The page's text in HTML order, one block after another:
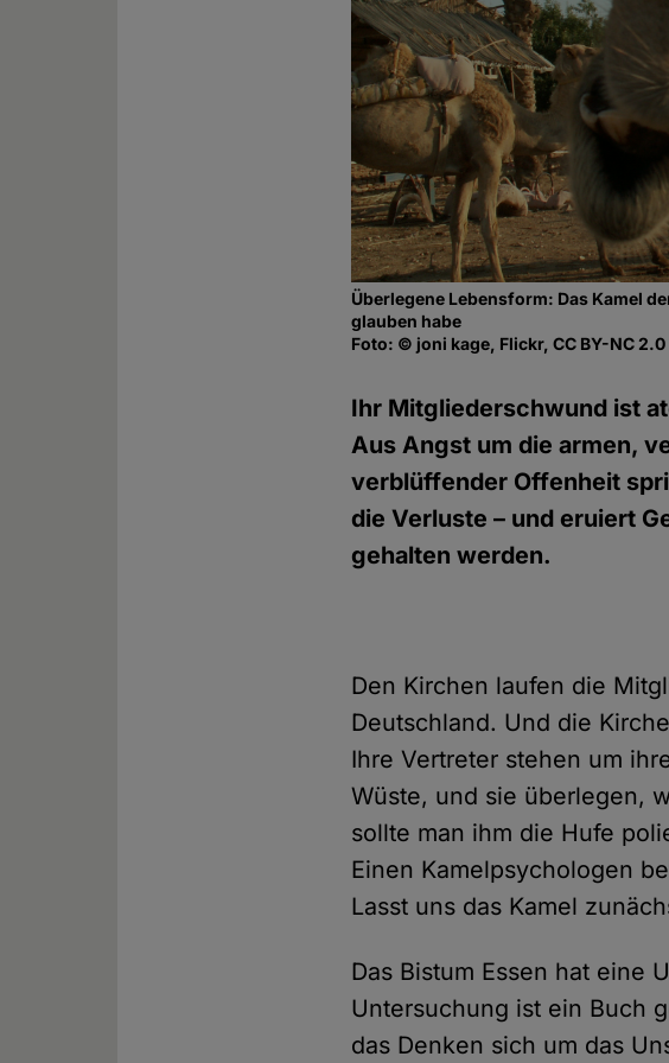
Überlegene Lebensform: Das Kamel
glauben habe
Foto: © joni kage, Flickr, CC BY-NC 2.0
Ihr Mitgliederschwund ist
Aus Angst um die armen,
verblüffender Offenheit
die Verluste – und eruiert
gehalten werden.
Den Kirchen laufen die
Deutschland. Und die
Ihre Vertreter stehen um
Wüste, und sie überlegen,
sollte man ihm die Hufe
Einen Kamelpsychologen
Lasst uns das Kamel
Das Bistum Essen hat eine
Untersuchung ist ein Buch
das Denken sich um das